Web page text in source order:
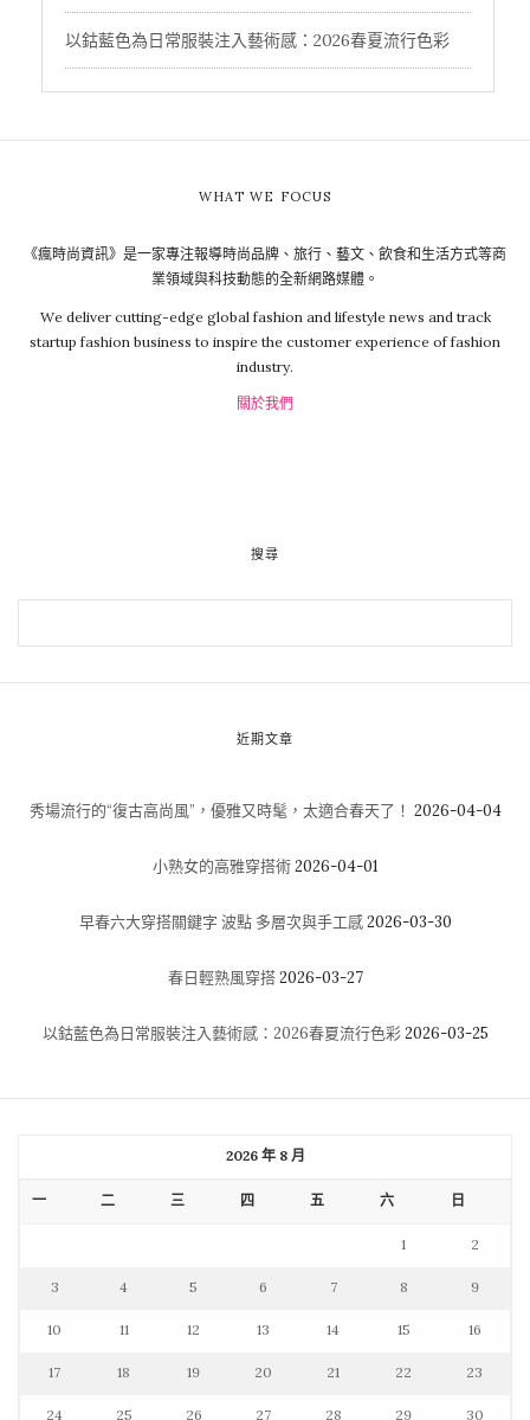
以鈷藍色為日常服裝注入藝術感：2026春夏流行色彩
WHAT WE FOCUS
《瘋時尚資訊》是一家專注報導時尚品牌、旅行、藝文、飲食和生活方式等商
業領域與科技動態的全新網路媒體。
We deliver cutting-edge global fashion and lifestyle news and track
startup fashion business to inspire the customer experience of fashion
industry.
關於我們
搜尋
近期文章
秀場流行的“復古高尚風”，優雅又時髦，太適合春天了！ 2026-04-04
小熟女的高雅穿搭術 2026-04-01
早春六大穿搭關鍵字 波點 多層次與手工感 2026-03-30
春日輕熟風穿搭 2026-03-27
以鈷藍色為日常服裝注入藝術感：2026春夏流行色彩 2026-03-25
2026 年 8 月
一 二 三 四 五 六 日
1 2
3 4 5 6 7 8 9
10 11 12 13 14 15 16
17 18 19 20 21 22 23
24 25 26 27 28 29 30